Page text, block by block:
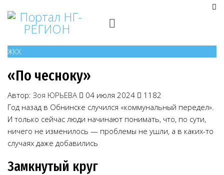
ЖКХ
«По чесноку»
Автор: Зоя ЮРЬЕВА 04 июля 2024
1182
Год назад в Обнинске случился «коммунальный передел».
И только сейчас люди начинают понимать, что, по сути,
ничего не изменилось — проблемы не ушли, а в каких-то
случаях даже добавились
Замкнутый круг